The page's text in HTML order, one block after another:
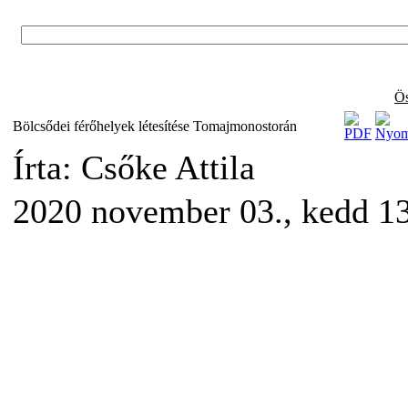
Bölcsődei férőhelyek létesítése Tomajmonostorán
Írta: Csőke Attila
2020 november 03., kedd